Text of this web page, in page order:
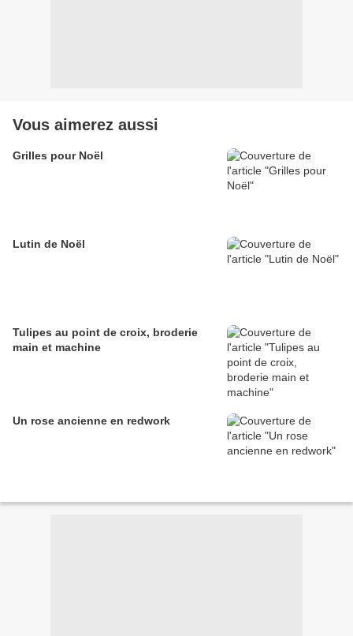
Vous aimerez aussi
Grilles pour Noël
Lutin de Noël
Tulipes au point de croix, broderie
main et machine
Un rose ancienne en redwork